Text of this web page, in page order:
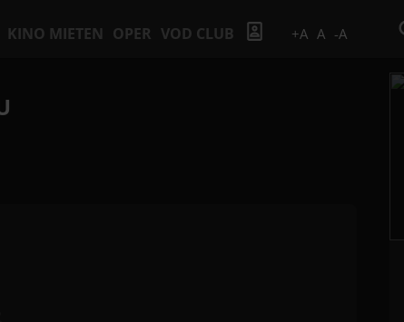
KINO MIETEN OPER VOD CLUB +A A -A